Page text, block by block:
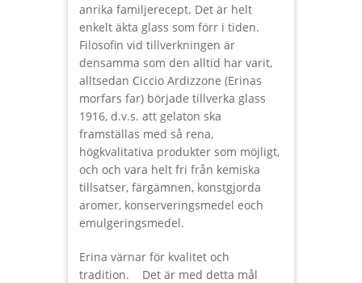
anrika familjerecept. Det är helt
enkelt äkta glass som förr i tiden.
Filosofin vid tillverkningen är
densamma som den alltid har varit,
alltsedan Ciccio Ardizzone (Erinas
morfars far) började tillverka glass
1916, d.v.s. att gelaton ska
framställas med så rena,
högkvalitativa produkter som möjligt,
och och vara helt fri från kemiska
tillsatser, färgämnen, konstgjorda
aromer, konserveringsmedel eoch
emulgeringsmedel.
Erina värnar för kvalitet och
tradition. Det är med detta mål